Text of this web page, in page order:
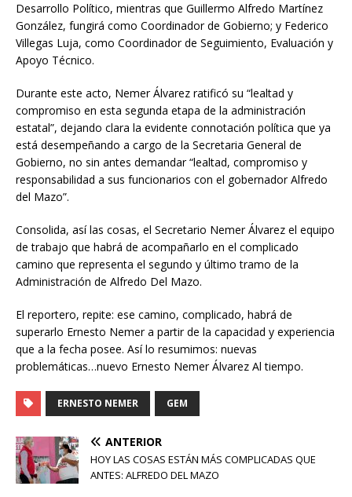
Desarrollo Político, mientras que Guillermo Alfredo Martínez
González, fungirá como Coordinador de Gobierno; y Federico
Villegas Luja, como Coordinador de Seguimiento, Evaluación y
Apoyo Técnico.
Durante este acto, Nemer Álvarez ratificó su “lealtad y
compromiso en esta segunda etapa de la administración
estatal”, dejando clara la evidente connotación política que ya
está desempeñando a cargo de la Secretaria General de
Gobierno, no sin antes demandar “lealtad, compromiso y
responsabilidad a sus funcionarios con el gobernador Alfredo
del Mazo”.
Consolida, así las cosas, el Secretario Nemer Álvarez el equipo
de trabajo que habrá de acompañarlo en el complicado
camino que representa el segundo y último tramo de la
Administración de Alfredo Del Mazo.
El reportero, repite: ese camino, complicado, habrá de
superarlo Ernesto Nemer a partir de la capacidad y experiencia
que a la fecha posee. Así lo resumimos: nuevas
problemáticas…nuevo Ernesto Nemer Álvarez Al tiempo.
ERNESTO NEMER GEM
ANTERIOR
HOY LAS COSAS ESTÁN MÁS COMPLICADAS QUE
ANTES: ALFREDO DEL MAZO